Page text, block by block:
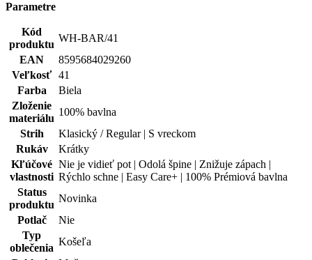
Parametre
Kód
produktu
WH-BAR/41
EAN
8595684029260
Veľkosť 41
Farba
Biela
Zloženie
materiálu
100% bavlna
Strih
Klasický / Regular | S vreckom
Rukáv
Krátky
Kľúčové
vlastnosti
Nie je vidieť pot | Odolá špine | Znižuje zápach |
Rýchlo schne | Easy Care+ | 100% Prémiová bavlna
Status
produktu
Novinka
Potlač
Nie
Typ
oblečenia
Košeľa